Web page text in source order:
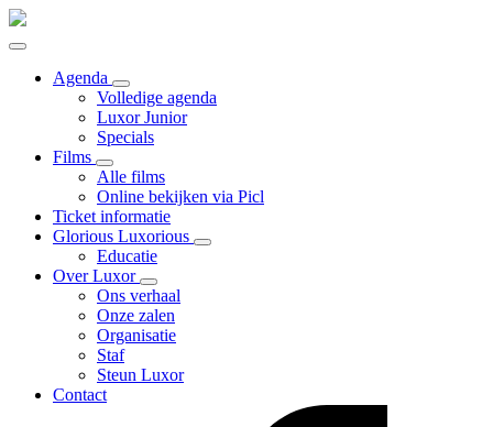
Agenda
Volledige agenda
Luxor Junior
Specials
Films
Alle films
Online bekijken via Picl
Ticket informatie
Glorious Luxorious
Educatie
Over Luxor
Ons verhaal
Onze zalen
Organisatie
Staf
Steun Luxor
Contact